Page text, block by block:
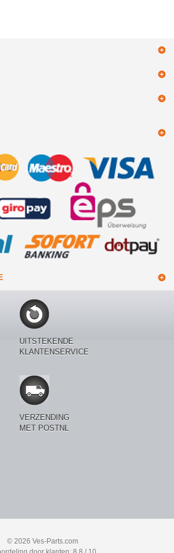
UITSTEKENDE
KLANTENSERVICE
VERZENDING
MET POSTNL
© 2026 Ves-Parts.com